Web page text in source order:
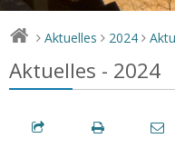
> Aktuelles > 2024 >
Aktuelles - 2024